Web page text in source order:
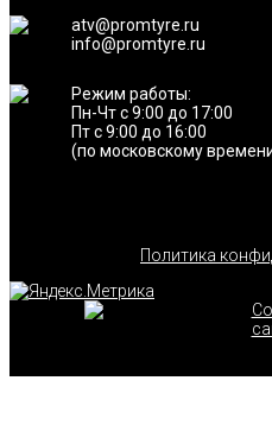
atv@promtyre.ru
info@promtyre.ru
Режим работы:
Пн-Чт с 9:00 до 17:00
Пт с 9:00 до 16:00
(по московскому
Политика